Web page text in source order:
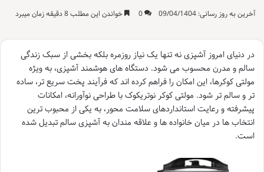
آخرین به روز رسانی: 09/04/1404 0 خواندن این مطلب 8 دقیقه زمان میبرد
در دنیای امروز آشپزی نه تنها یک نیاز روزمره بلکه بخشی از سبک زندگی
سالم و مدرن محسوب می شود. دستگاه های هوشمند آشپزی، به ویژه
مولتی کوکرها، این امکان را فراهم کرده اند که فرآیند پخت سریع تر، ساده
تر و سالم تر شود. مولتی کوکر نوتریکوک با طراحی نوآورانه، امکانات
پیشرفته و رعایت استانداردهای سلامت محور، به یکی از محبوب ترین
انتخاب ها در میان خانواده ها و علاقه مندان به آشپزی سالم تبدیل شده
است.